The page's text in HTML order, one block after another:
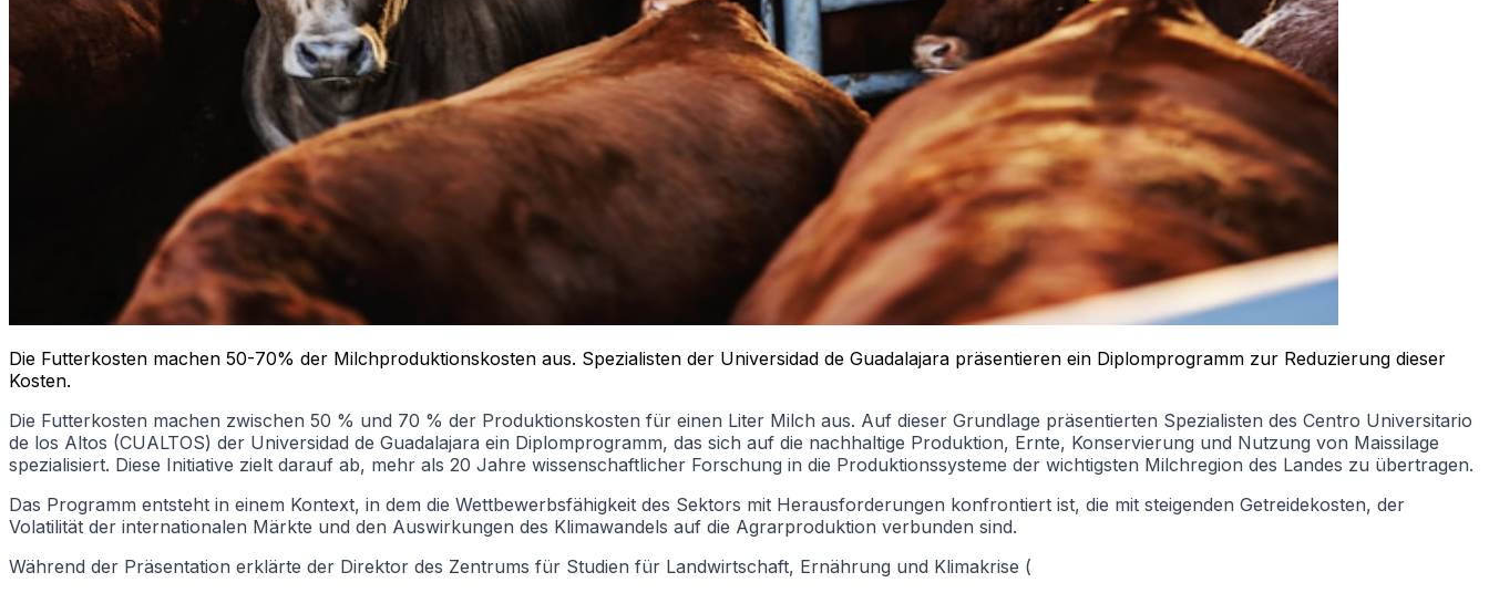
Die Futterkosten machen 50-70% der Milchproduktionskosten aus. Spezialisten der Universidad de Guadalajara präsentieren ein Diplomprogramm zur Reduzierung dieser
Kosten.
Die Futterkosten machen zwischen 50 % und 70 % der Produktionskosten für einen Liter Milch aus. Auf dieser Grundlage präsentierten Spezialisten des Centro Universitario
de los Altos (CUALTOS) der Universidad de Guadalajara ein Diplomprogramm, das sich auf die nachhaltige Produktion, Ernte, Konservierung und Nutzung von Maissilage
spezialisiert. Diese Initiative zielt darauf ab, mehr als 20 Jahre wissenschaftlicher Forschung in die Produktionssysteme der wichtigsten Milchregion des Landes zu übertragen.
Das Programm entsteht in einem Kontext, in dem die Wettbewerbsfähigkeit des Sektors mit Herausforderungen konfrontiert ist, die mit steigenden Getreidekosten, der
Volatilität der internationalen Märkte und den Auswirkungen des Klimawandels auf die Agrarproduktion verbunden sind.
Während der Präsentation erklärte der Direktor des Zentrums für Studien für Landwirtschaft, Ernährung und Klimakrise (